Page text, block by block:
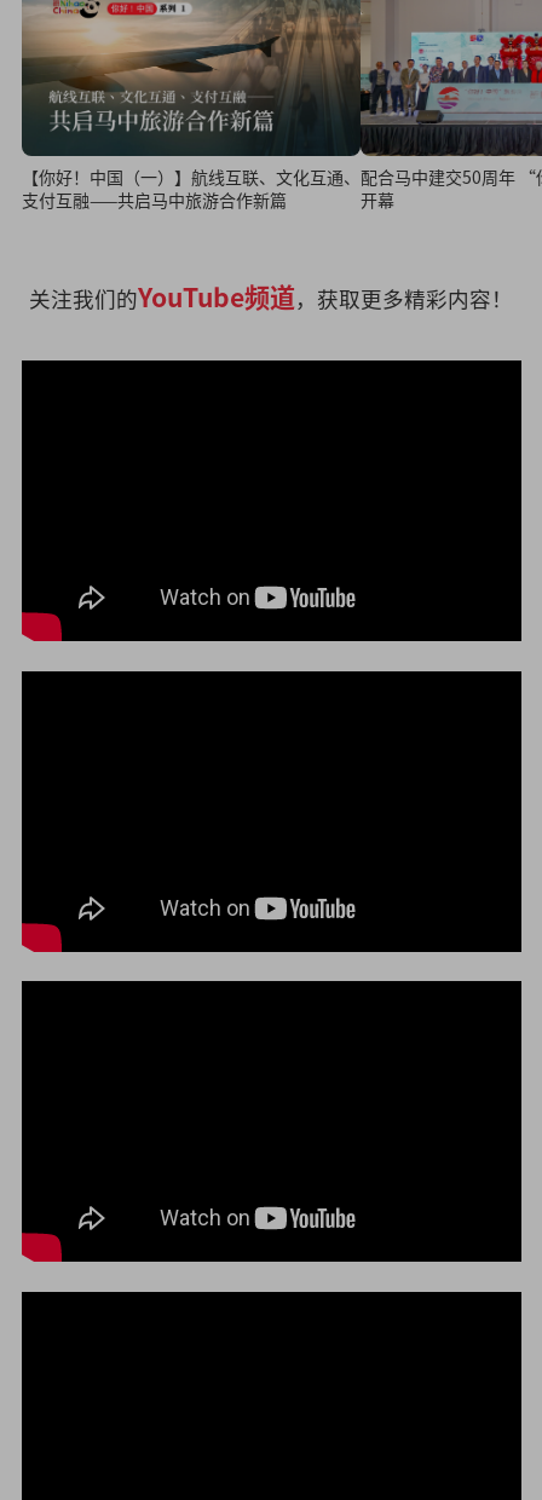
【你好！中国（一）】航线互联、文化互通、
支付互融——共启马中旅游合作新篇
配合马中建交50周年
开幕
关注我们的YouTube频道，获取更多精彩内容！